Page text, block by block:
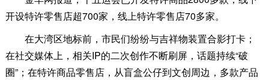
开设特许零售店超700家，线上特许零售店70多家。
在大湾区地标前，市民们纷纷与吉祥物装置合影打卡；
在社交媒体上，相关IP的二次创作不断刷屏，话题持续“破
圈”；在特许商品零售店，从盲盒公仔到文创周边，多款产品